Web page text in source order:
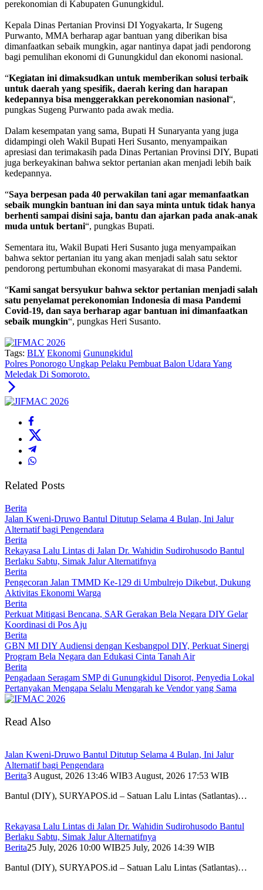
perekonomian di Kabupaten Gunungkidul.
Kepala Dinas Pertanian Provinsi DI Yogyakarta, Ir Sugeng
Purwanto, MMA berharap agar bantuan yang diberikan bisa
dimanfaatkan sebaik mungkin, agar nantinya dapat jadi pendorong
bagi pemulihan ekonomi di Gunungkidul dan ekonomi nasional.
“Kegiatan ini dimaksudkan untuk memberikan solusi terbaik
untuk daerah yang spesifik, daerah kering dan harapan
kedepannya bisa menggerakkan perekonomian nasional“,
pungkas Sugeng Purwanto pada awak media.
Dalam kesempatan yang sama, Bupati H Sunaryanta yang juga
didampingi oleh Wakil Bupati Heri Susanto, menyampaikan
apresiasi dan terimakasih pada Dinas Pertanian Provinsi DIY, Bupati
juga berkeyakinan bahwa sektor pertanian akan menjadi lebih baik
kedepannya.
“Saya berpesan pada 40 perwakilan tani agar memanfaatkan
sebaik mungkin bantuan ini dan saya minta untuk tidak hanya
berhenti sampai disini saja, bantu dan ajarkan pada anak-anak
muda untuk bertani“, pungkas Bupati.
Sementara itu, Wakil Bupati Heri Susanto juga menyampaikan
bahwa sektor pertanian itu yang akan menjadi salah satu sektor
pendorong pertumbuhan ekonomi masyarakat di masa Pandemi.
“Kami sangat bersyukur bahwa sektor pertanian menjadi salah
satu penyelamat perekonomian Indonesia di masa Pandemi
Covid-19, dan saya berharap agar bantuan ini dimanfaatkan
sebaik mungkin“, pungkas Heri Susanto.
Tags: BLY Ekonomi Gunungkidul
Polres Ponorogo Ungkap Pelaku Pembuat Balon Udara Yang
Meledak Di Somoroto.
Related Posts
Berita
Jalan Kweni-Druwo Bantul Ditutup Selama 4 Bulan, Ini Jalur
Alternatif bagi Pengendara
Berita
Rekayasa Lalu Lintas di Jalan Dr. Wahidin Sudirohusodo Bantul
Berlaku Sabtu, Simak Jalur Alternatifnya
Berita
Pengecoran Jalan TMMD Ke-129 di Umbulrejo Dikebut, Dukung
Aktivitas Ekonomi Warga
Berita
Perkuat Mitigasi Bencana, SAR Gerakan Bela Negara DIY Gelar
Koordinasi di Pos Aju
Berita
GBN MI DIY Audiensi dengan Kesbangpol DIY, Perkuat Sinergi
Program Bela Negara dan Edukasi Cinta Tanah Air
Berita
Pengadaan Seragam SMP di Gunungkidul Disorot, Penyedia Lokal
Pertanyakan Mengapa Selalu Mengarah ke Vendor yang Sama
Read Also
Jalan Kweni-Druwo Bantul Ditutup Selama 4 Bulan, Ini Jalur
Alternatif bagi Pengendara
Berita3 August, 2026 13:46 WIB3 August, 2026 17:53 WIB
Bantul (DIY), SURYAPOS.id – Satuan Lalu Lintas (Satlantas)…
Rekayasa Lalu Lintas di Jalan Dr. Wahidin Sudirohusodo Bantul
Berlaku Sabtu, Simak Jalur Alternatifnya
Berita25 July, 2026 10:00 WIB25 July, 2026 14:39 WIB
Bantul (DIY), SURYAPOS.id – Satuan Lalu Lintas (Satlantas)…